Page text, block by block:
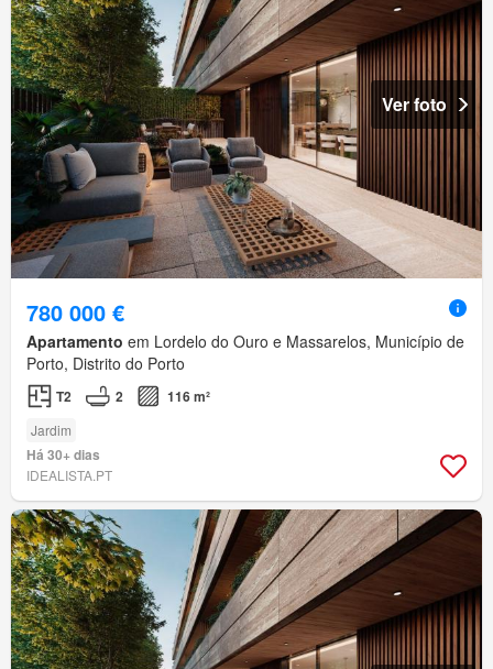
Ver foto
780 000 €
Apartamento em Lordelo do Ouro e Massarelos, Município de
Porto, Distrito do Porto
T2 2 116 m²
Jardim
Há 30+ dias
IDEALISTA.PT